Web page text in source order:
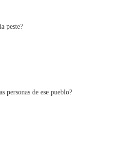
peste?
personas de ese pueblo?